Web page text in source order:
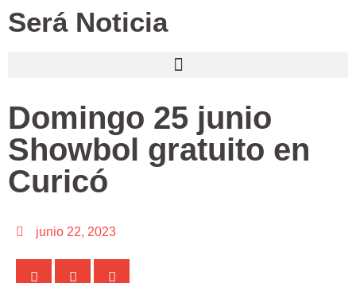
Será Noticia
Domingo 25 junio
Showbol gratuito en
Curicó
junio 22, 2023